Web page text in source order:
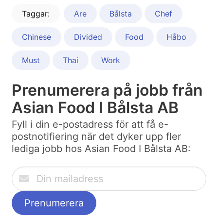
Taggar: Are Bålsta Chef
Chinese Divided Food Håbo
Must Thai Work
Prenumerera på jobb från
Asian Food I Bålsta AB
Fyll i din e-postadress för att få e-
postnotifiering när det dyker upp fler
lediga jobb hos Asian Food I Bålsta AB: